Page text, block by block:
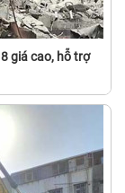
giá cao, hỗ trợ